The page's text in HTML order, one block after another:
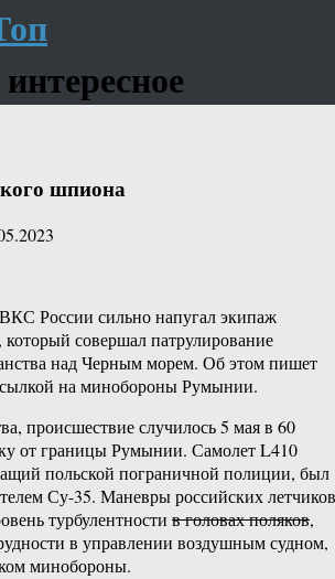
шпиона
России сильно напугал экипаж
который совершал патрулирование
над Черным морем. Об этом пишет
на минобороны Румынии.
происшествие случилось 5 мая в 60
от границы Румынии. Самолет L410
польской пограничной полиции, был
Су-35. Маневры российских летчиков
турбулентности в головах поляков,
в управлении воздушным судном,
минобороны.